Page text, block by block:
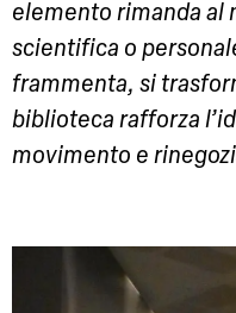
elemento rimanda al
scientifica o
frammenta, si
biblioteca rafforza
movimento e